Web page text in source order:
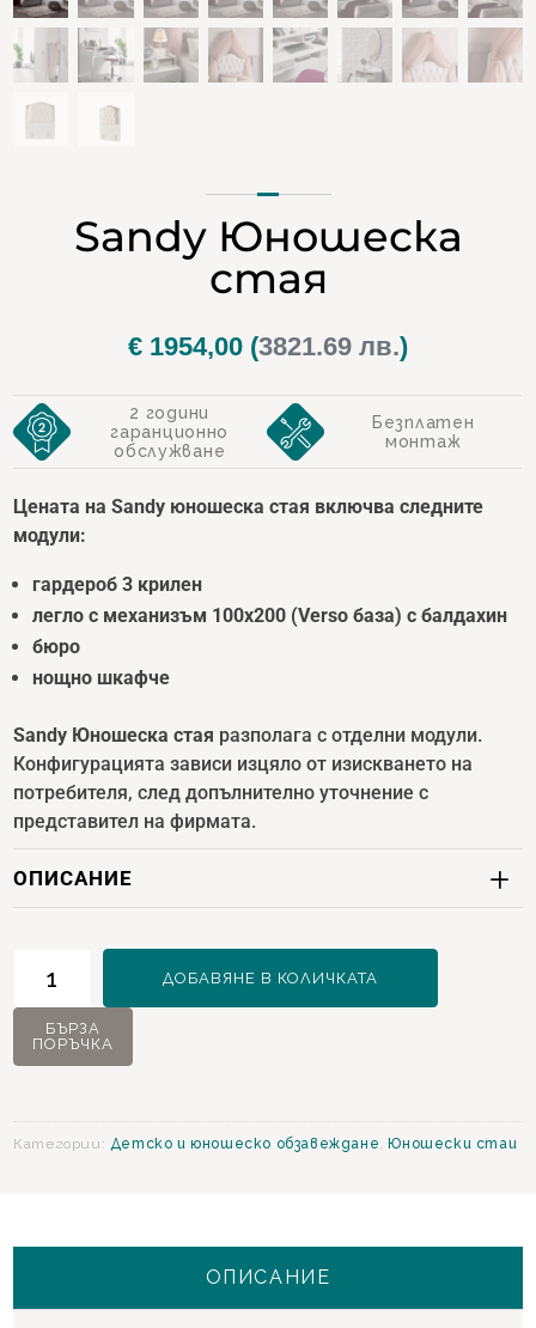
Sandy Юношеска
стая
€ 1954,00 (3821.69 лв.)
2 години
гаранционно
обслужване
Безплатен
монтаж
Цената на Sandy юношеска стая включва следните
модули:
гардероб 3 крилен
легло с механизъм 100х200 (Verso база) с балдахин
бюро
нощно шкафче
Sandy Юношеска стая разполага с отделни модули.
Конфигурацията зависи изцяло от изискването на
потребителя, след допълнително уточнение с
представител на фирмата.
ОПИСАНИЕ
Sandy
Юношеска
ДОБАВЯНЕ В КОЛИЧКАТА
БЪРЗА
ПОРЪЧКА
Категории: Детско и юношеско обзавеждане, Юношески стаи
ОПИСАНИЕ